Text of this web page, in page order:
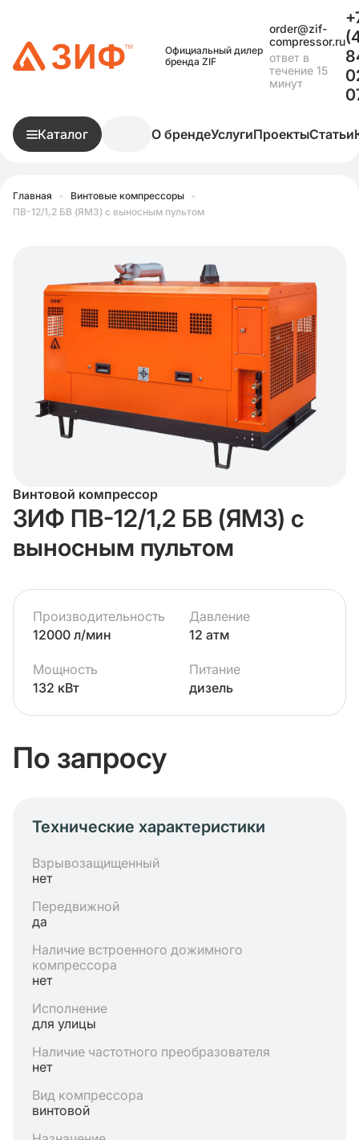
Официальный дилер
бренда ZIF
order@zif-
compressor.ru
ответ в
течение 15
минут
Каталог О брендеУслугиПроектыСтатьи
Главная • Винтовые компрессоры
•
ПВ-12/1,2 БВ (ЯМЗ) с выносным пультом
Винтовой компрессор
ЗИФ ПВ-12/1,2 БВ (ЯМЗ) с
выносным пультом
Производительность
12000 л/мин
Давление
12 атм
Мощность
132 кВт
Питание
дизель
По запросу
Технические характеристики
Взрывозащищенный
нет
Передвижной
да
Наличие встроенного дожимного
компрессора
нет
Исполнение
для улицы
Наличие частотного преобразователя
нет
Вид компрессора
винтовой